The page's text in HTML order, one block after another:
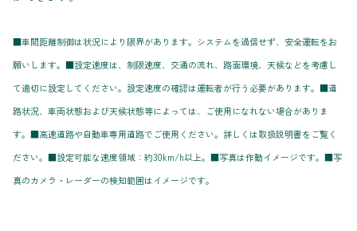
■車間距離制御は状況により限界があります。システムを過信せず、安全運転をお
願いします。■設定速度は、制限速度、交通の流れ、路面環境、天候などを考慮し
て適切に設定してください。設定速度の確認は運転者が行う必要があります。■道
路状況、車両状態および天候状態等によっては、ご使用になれない場合がありま
す。■高速道路や自動車専用道路でご使用ください。詳しくは取扱説明書をご覧く
ださい。■設定可能な速度領域：約30km/h以上。■写真は作動イメージです。■写
真のカメラ・レーダーの検知範囲はイメージです。